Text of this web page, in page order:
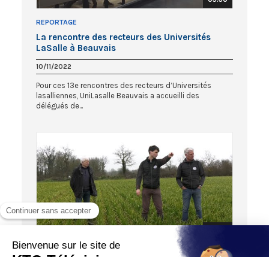
REPORTAGE
La rencontre des recteurs des Universités
LaSalle à Beauvais
10/11/2022
Pour ces 13e rencontres des recteurs d’Universités
lasalliennes, UniLasalle Beauvais a accueilli des
délégués de...
VIES DE FAMILLE